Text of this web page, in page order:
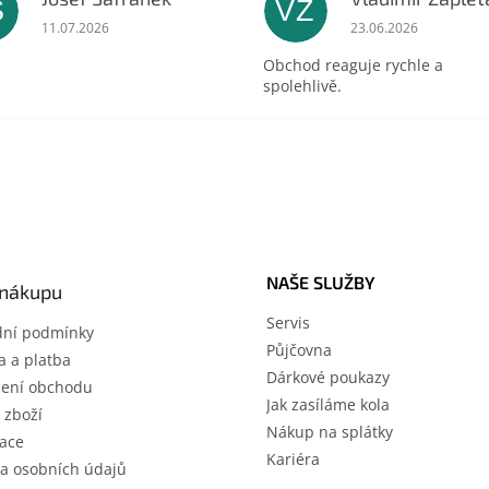
Hodnocení obchodu je 5 z 5 hvězdiček.
11.07.2026
VZ Hodnocení
23.06.2026
Obchod reaguje rychle a
spolehlivě.
podmínky
a platba
obchodu
zboží
osobních údajů
NAŠE SLUŽBY
Servis
Půjčovna
Dárkové poukazy
Jak zasíláme kola
Nákup na splátky
Kariéra